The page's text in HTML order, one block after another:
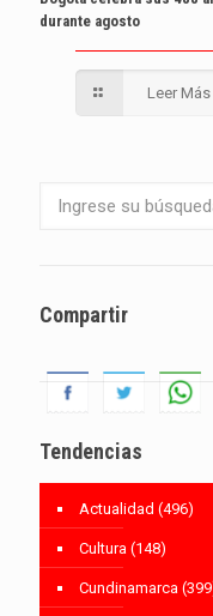
durante agosto
Leer Más
Compartir
Tendencias
Actualidad (496)
Cultura (148)
Cundinamarca